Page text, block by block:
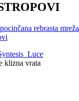
rebrasta mreža
klizna vrata